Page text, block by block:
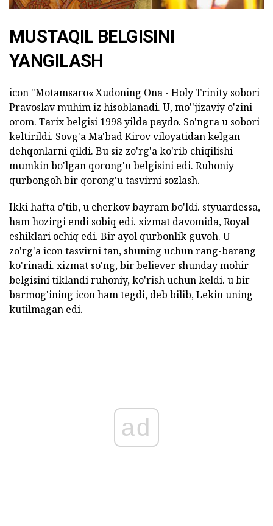
MUSTAQIL BELGISINI
YANGILASH
icon "Motamsaro« Xudoning Ona - Holy Trinity sobori
Pravoslav muhim iz hisoblanadi. U, mo''jizaviy o'zini
orom. Tarix belgisi 1998 yilda paydo. So'ngra u sobori
keltirildi. Sovg'a Ma'bad Kirov viloyatidan kelgan
dehqonlarni qildi. Bu siz zo'rg'a ko'rib chiqilishi
mumkin bo'lgan qorong'u belgisini edi. Ruhoniy
qurbongoh bir qorong'u tasvirni sozlash.
Ikki hafta o'tib, u cherkov bayram bo'ldi. styuardessa,
ham hozirgi endi sobiq edi. xizmat davomida, Royal
eshiklari ochiq edi. Bir ayol qurbonlik guvoh. U
zo'rg'a icon tasvirni tan, shuning uchun rang-barang
ko'rinadi. xizmat so'ng, bir believer shunday mohir
belgisini tiklandi ruhoniy, ko'rish uchun keldi. u bir
barmog'ining icon ham tegdi, deb bilib, Lekin uning
kutilmagan edi.
ad